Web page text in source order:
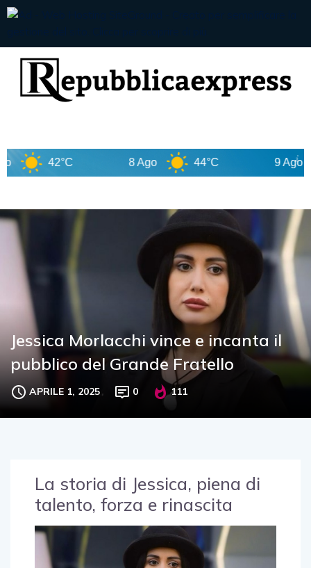
42°C 44°C
Jessica Morlacchi vince e incanta il
pubblico del Grande Fratello
APRILE 1, 2025 0 111
La storia di Jessica, piena di
talento, forza e rinascita